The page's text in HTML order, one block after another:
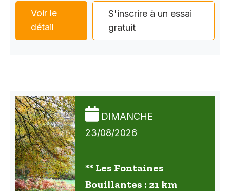
Voir le
détail
S'inscrire à un essai
gratuit
DIMANCHE
23/08/2026
** Les Fontaines
Bouillantes : 21 km